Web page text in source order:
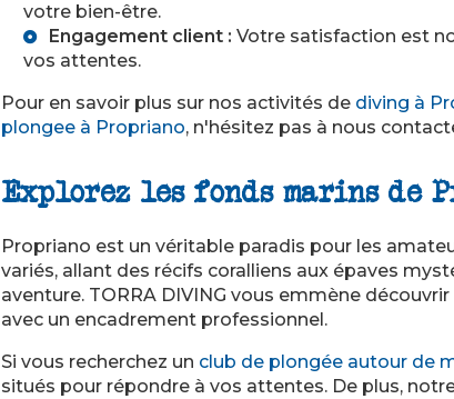
votre bien-être.
Engagement client : Votre satisfaction est
vos attentes.
Pour en savoir plus sur nos activités de diving à
plongee à Propriano, n'hésitez pas à nous
Explorez les fonds marins de
Propriano est un véritable paradis pour les
variés, allant des récifs coralliens aux épaves
aventure. TORRA DIVING vous emmène
avec un encadrement professionnel.
Si vous recherchez un club de plongée autour de
situés pour répondre à vos attentes. De plus,